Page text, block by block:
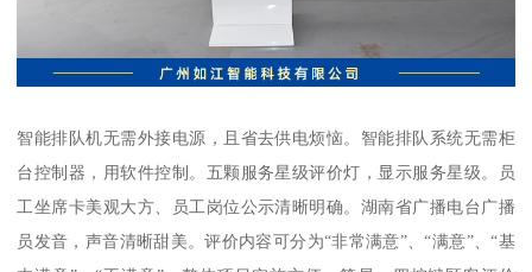
智能排队机无需外接电源，且省去供电烦恼。智能排队系统无需柜
台控制器，用软件控制。五颗服务星级评价灯，显示服务星级。员
工坐席卡美观大方、员工岗位公示清晰明确。湖南省广播电台广播
员发音，声音清晰甜美。评价内容可分为“非常满意”、“满意”、“基